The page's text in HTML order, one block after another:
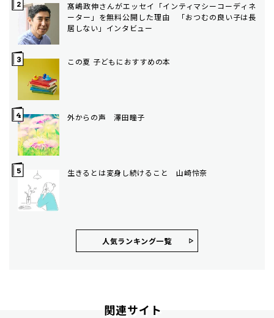
髙嶋政伸さんがエッセイ「インティマシーコーディネ
ーター」を無料公開した理由 「おつむの良い子は長
居しない」インタビュー
この夏 子どもにおすすめの本
外からの声 澤田瞳子
生きるとは変身し続けること 山崎怜奈
人気ランキング⼀覧
関連サイト